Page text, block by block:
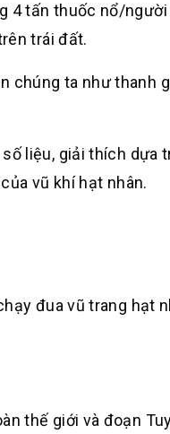
4 tấn thuốc nổ/
trái đất.
chúng ta như
liệu, giải thích
vũ khí hạt nhân.
đua vũ trang hạt
thế giới và đoạn